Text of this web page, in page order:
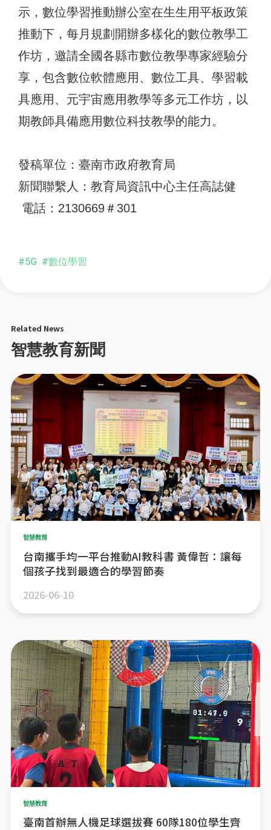
示，數位學習推動辦公室在生生用平板政策
推動下，每月規劃開辦多樣化的數位教學工
作坊，邀請全國各縣市數位教學專家經驗分
享，包含數位軟體應用、數位工具、學習載
具應用、元宇宙應用教學等多元工作坊，以
期教師具備應用數位科技教學的能力。
發稿單位：臺南市政府教育局
新聞聯繫人：教育局資訊中心主任高誌健
電話：2130669＃301
#5G #數位學習
Related News
智慧教育新聞
台南攜手均一平台推動AI教科書 黃偉哲：讓每
個孩子找到最適合的學習節奏
智慧教育
2026-06-10
臺南首辦無人機足球選拔賽 60隊180位學生齊
智慧教育